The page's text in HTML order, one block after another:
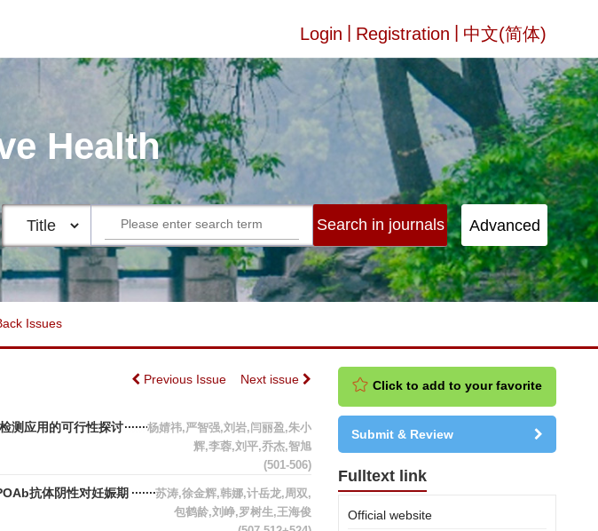
Login Registration 中文(简体)
Health
Issues
Previous Issue Next issue
测应用的可行性探讨
杨婧祎,严智强,刘岩,闫丽盈,朱小
辉,李蓉,刘平,乔杰,智旭
(501-506)
抗体阴性对妊娠期
苏涛,徐金辉,韩娜,计岳龙,周双,
包鹤龄,刘峥,罗树生,王海俊
Click to add to your favorite
Submit & Review
Fulltext link
Official website